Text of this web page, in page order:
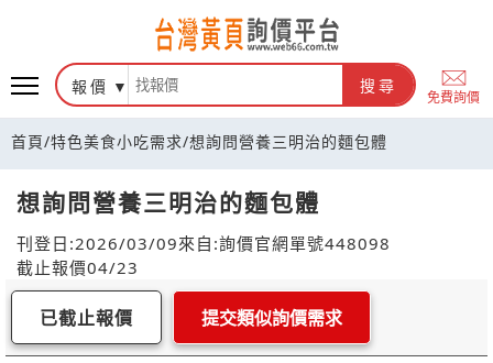
報價 搜尋
免費詢價
首頁/特色美食小吃需求/想詢問營養三明治的麵包體
想詢問營養三明治的麵包體
刊登日:2026/03/09來自:詢價官網單號448098
截止報價04/23
已截止報價 提交類似詢價需求